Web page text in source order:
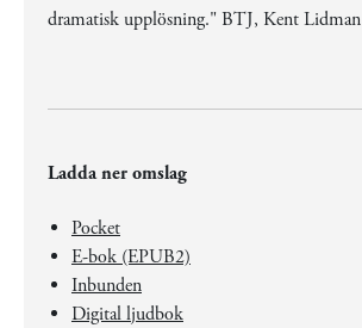
dramatisk upplösning." BTJ, Kent Lidman
Ladda ner omslag
Pocket
E-bok (EPUB2)
Inbunden
Digital ljudbok